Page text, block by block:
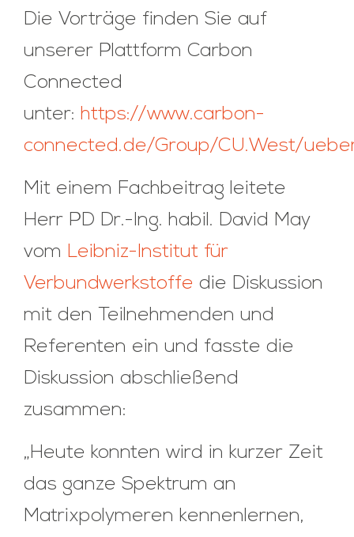
Die Vorträge finden Sie auf
unserer Plattform Carbon
Connected
unter: https://www.carbon-
connected.de/Group/CU.West/
Mit einem Fachbeitrag leitete
Herr PD Dr.-Ing. habil. David May
vom Leibniz-Institut für
Verbundwerkstoffe die Diskussion
mit den Teilnehmenden und
Referenten ein und fasste die
Diskussion abschließend
zusammen:
„Heute konnten wird in kurzer Zeit
das ganze Spektrum an
Matrixpolymeren kennenlernen,